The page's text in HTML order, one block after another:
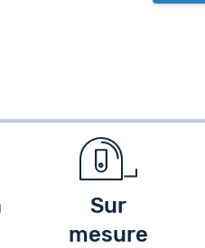
Sur
mesure